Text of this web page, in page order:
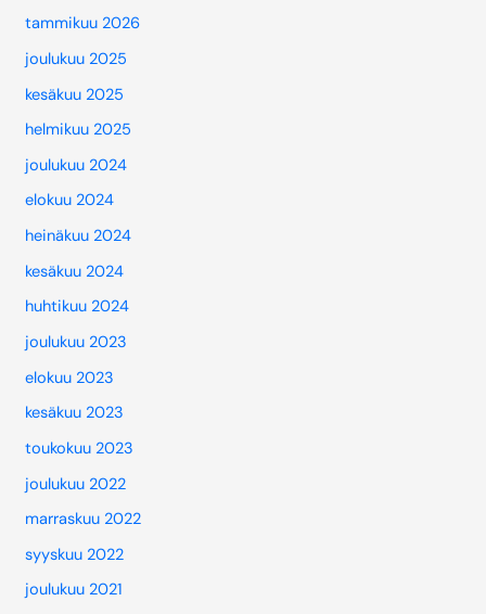
tammikuu 2026
joulukuu 2025
kesäkuu 2025
helmikuu 2025
joulukuu 2024
elokuu 2024
heinäkuu 2024
kesäkuu 2024
huhtikuu 2024
joulukuu 2023
elokuu 2023
kesäkuu 2023
toukokuu 2023
joulukuu 2022
marraskuu 2022
syyskuu 2022
joulukuu 2021